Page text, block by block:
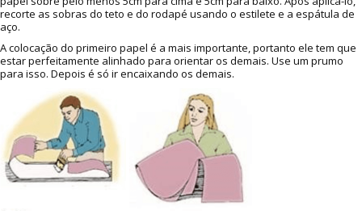
recorte as sobras do teto e do rodapé usando o estilete e a espátula de
aço.
A colocação do primeiro papel é a mais importante, portanto ele tem que
estar perfeitamente alinhado para orientar os demais. Use um prumo
para isso. Depois é só ir encaixando os demais.